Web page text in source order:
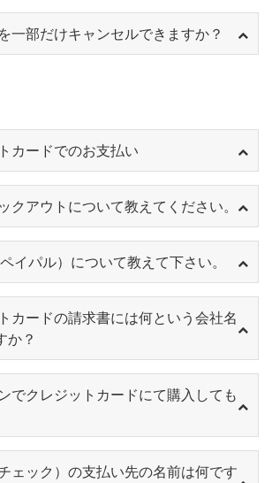
一部だけキャンセルできますか？
カードでのお支払い
クアウトについて教えてください。
イパル）について教えて下さい。
カードの請求書には何という会社名
か？
でクレジットカードにて購入しても
ェック）の支払い先の名前は何です